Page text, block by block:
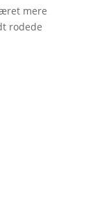
mere
rodede